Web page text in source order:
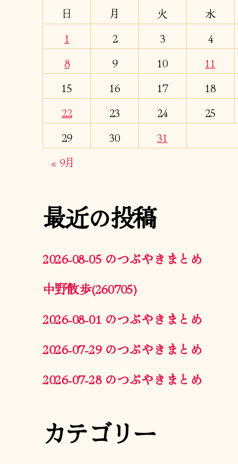
日 月 火 水
1
2 3 4
8
9 10 11
15
16 17 18
22
23 24 25
29
30
31
« 9月
最近の投稿
2026-08-05 のつぶやきまとめ
中野散歩(260705)
2026-08-01 のつぶやきまとめ
2026-07-29 のつぶやきまとめ
2026-07-28 のつぶやきまとめ
カテゴリー